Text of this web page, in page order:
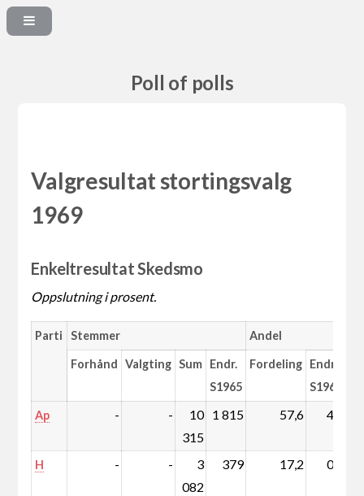
Poll of polls
Valgresultat stortingsvalg
1969
Enkeltresultat Skedsmo
Oppslutning i prosent.
Parti Stemmer Andel
Forhånd Valgting Sum Endr.
S1965
Fordeling Endr.
S1965
Ap - -
10
315
1 815 57,6 4,4
H - -
3
082
379 17,2 0,3